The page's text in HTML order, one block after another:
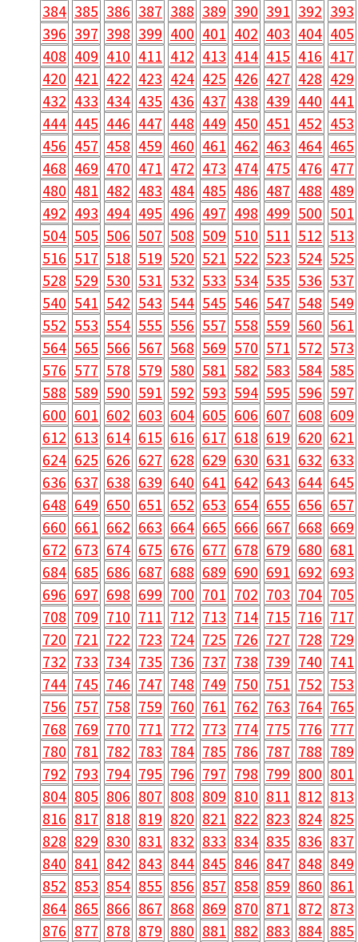
384 385 386 387 388 389 390 391 392 393
396 397 398 399 400 401 402 403 404 405
408 409 410 411 412 413 414 415 416 417
420 421 422 423 424 425 426 427 428 429
432 433 434 435 436 437 438 439 440 441
444 445 446 447 448 449 450 451 452 453
456 457 458 459 460 461 462 463 464 465
468 469 470 471 472 473 474 475 476 477
480 481 482 483 484 485 486 487 488 489
492 493 494 495 496 497 498 499 500 501
504 505 506 507 508 509 510 511 512 513
516 517 518 519 520 521 522 523 524 525
528 529 530 531 532 533 534 535 536 537
540 541 542 543 544 545 546 547 548 549
552 553 554 555 556 557 558 559 560 561
564 565 566 567 568 569 570 571 572 573
576 577 578 579 580 581 582 583 584 585
588 589 590 591 592 593 594 595 596 597
600 601 602 603 604 605 606 607 608 609
612 613 614 615 616 617 618 619 620 621
624 625 626 627 628 629 630 631 632 633
636 637 638 639 640 641 642 643 644 645
648 649 650 651 652 653 654 655 656 657
660 661 662 663 664 665 666 667 668 669
672 673 674 675 676 677 678 679 680 681
684 685 686 687 688 689 690 691 692 693
696 697 698 699 700 701 702 703 704 705
708 709 710 711 712 713 714 715 716 717
720 721 722 723 724 725 726 727 728 729
732 733 734 735 736 737 738 739 740 741
744 745 746 747 748 749 750 751 752 753
756 757 758 759 760 761 762 763 764 765
768 769 770 771 772 773 774 775 776 777
780 781 782 783 784 785 786 787 788 789
792 793 794 795 796 797 798 799 800 801
804 805 806 807 808 809 810 811 812 813
816 817 818 819 820 821 822 823 824 825
828 829 830 831 832 833 834 835 836 837
840 841 842 843 844 845 846 847 848 849
852 853 854 855 856 857 858 859 860 861
864 865 866 867 868 869 870 871 872 873
876 877 878 879 880 881 882 883 884 885